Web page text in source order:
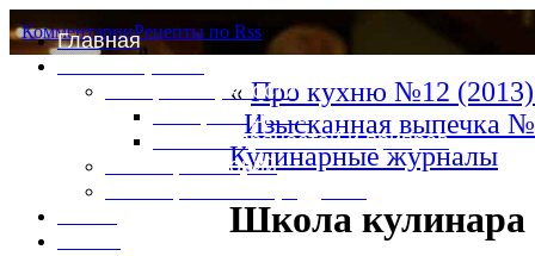
Главная
Специи и пряности
Специи и диета
Каталог пряностей и приправ
Таблица калорий
КомментарииРецепты по Rss
«Про кухню №12 (2013)
Изысканная выпечка
Кулинарные журналы
Школа